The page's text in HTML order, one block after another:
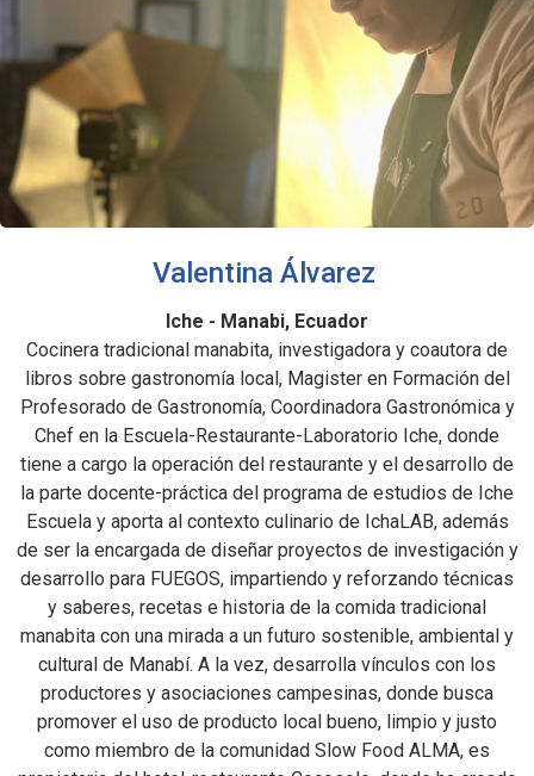
Valentina Álvarez
Iche - Manabi, Ecuador
Cocinera tradicional manabita, investigadora y coautora de
libros sobre gastronomía local, Magister en Formación del
Profesorado de Gastronomía, Coordinadora Gastronómica y
Chef en la Escuela-Restaurante-Laboratorio Iche, donde
tiene a cargo la operación del restaurante y el desarrollo de
la parte docente-práctica del programa de estudios de Iche
Escuela y aporta al contexto culinario de IchaLAB, además
de ser la encargada de diseñar proyectos de investigación y
desarrollo para FUEGOS, impartiendo y reforzando técnicas
y saberes, recetas e historia de la comida tradicional
manabita con una mirada a un futuro sostenible, ambiental y
cultural de Manabí. A la vez, desarrolla vínculos con los
productores y asociaciones campesinas, donde busca
promover el uso de producto local bueno, limpio y justo
como miembro de la comunidad Slow Food ALMA, es